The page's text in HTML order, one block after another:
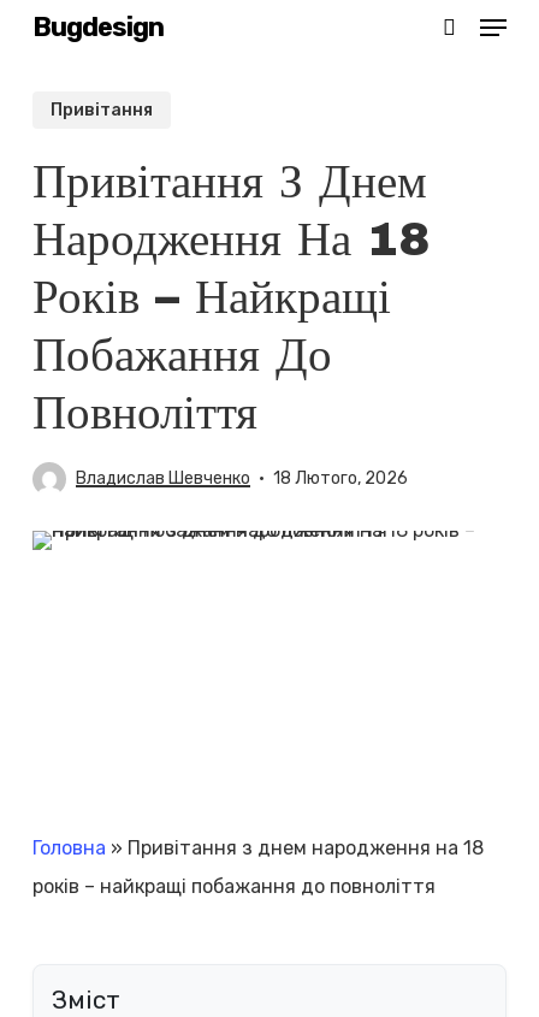
SkipBugdesign Menu
Привітання
Привітання З Днем
Народження На 18
Років – Найкращі
Побажання До
Повноліття
Владислав Шевченко 18 Лютого, 2026
Головна » Привітання з днем народження на 18
років – найкращі побажання до повноліття
Зміст